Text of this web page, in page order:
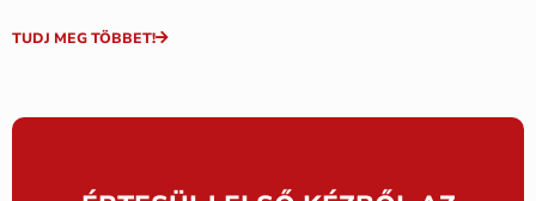
TUDJ MEG TÖBBET!